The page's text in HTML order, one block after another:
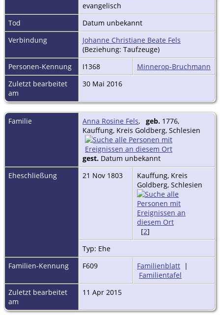
evangelisch
Tod
Datum unbekannt
Verbindung
Johanne Christiane Beate Fels
(Beziehung: Taufzeuge)
Personen-Kennung
I1368
Minnerop-Bruchmann
Zuletzt bearbeitet
am
30 Mai 2016
Familie Anna Rosine Fels, geb. 1776,
Kauffung, Kreis Goldberg, Schlesien
gest. Datum unbekannt
Eheschließung
21 Nov 1803
Kauffung, Kreis
Goldberg, Schlesien
[2]
Typ: Ehe
Familien-Kennung
F609 Familienblatt |
Familientafel
Zuletzt bearbeitet
am
11 Apr 2015